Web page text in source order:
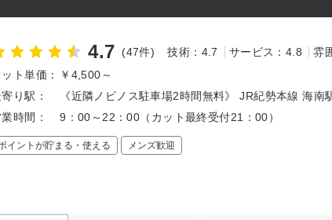
4.7 (47件) 技術：4.7 サービス：4.8
雰
ト単価：
￥4,500～
り駅：
《近隣ノビノス駐車場2時間無料》 JR紀勢本線 海南
時間：
9：00～22：00（カット最終受付21：00）
イントが貯まる・使える メンズ歓迎